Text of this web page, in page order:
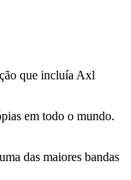
que incluía Axl
em todo o mundo.
das maiores bandas